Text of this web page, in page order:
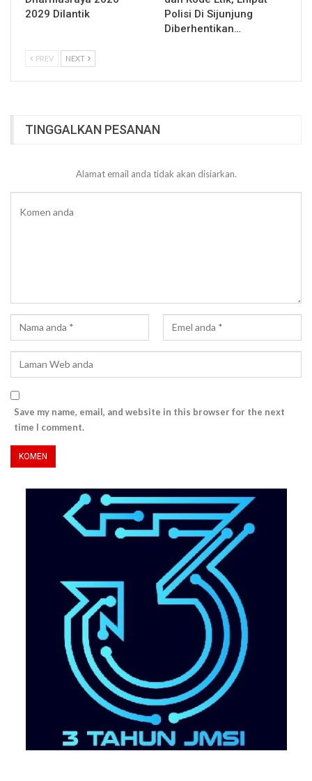
2029 Dilantik
Polisi Di Sijunjung
Diberhentikan…
PREV NEXT
TINGGALKAN PESANAN
Alamat email anda tidak akan disiarkan.
Save my name, email, and website in this browser for the next
time I comment.